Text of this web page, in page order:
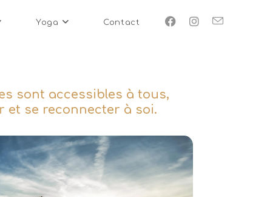
Yoga Contact
sont accessibles à tous,
se reconnecter à soi.